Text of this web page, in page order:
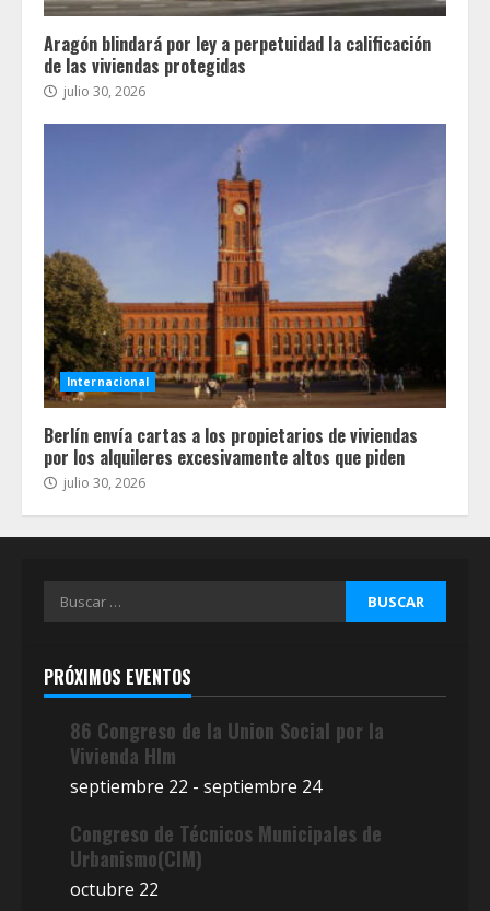
Aragón blindará por ley a perpetuidad la calificación
de las viviendas protegidas
julio 30, 2026
Internacional
Berlín envía cartas a los propietarios de viviendas
por los alquileres excesivamente altos que piden
julio 30, 2026
Buscar:
PRÓXIMOS EVENTOS
86 Congreso de la Union Social por la
Vivienda Hlm
septiembre 22 - septiembre 24
Congreso de Técnicos Municipales de
Urbanismo(CIM)
octubre 22